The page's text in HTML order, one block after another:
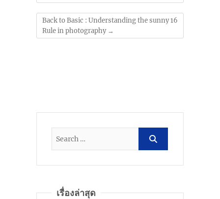
Back to Basic : Understanding the sunny 16
Rule in photography →
เรื่องล่าสุด